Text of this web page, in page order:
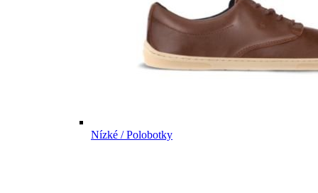
Nízké / Polobotky